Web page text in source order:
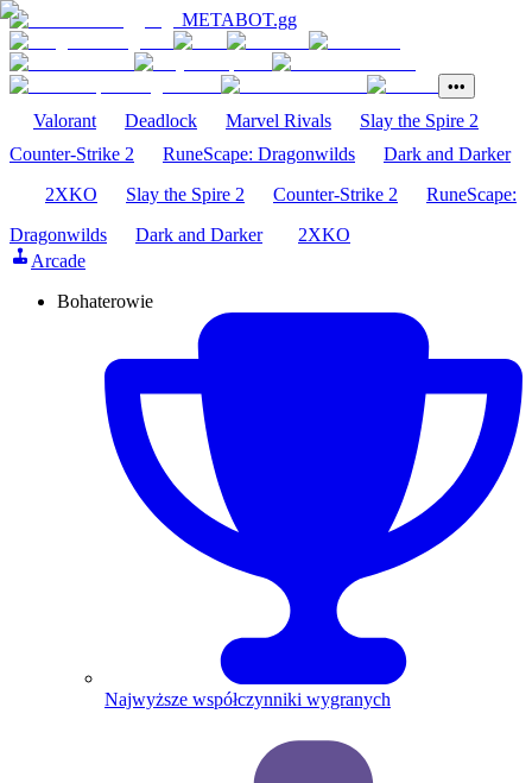
METABOT.gg
•••
Valorant Deadlock Marvel Rivals
Slay the Spire 2
Counter-Strike 2
RuneScape: Dragonwilds
Dark and Darker
2XKO
Slay the Spire 2 Counter-Strike 2
RuneScape:
Dragonwilds
Dark and Darker
2XKO
Arcade
Bohaterowie
Najwyższe współczynniki wygranych